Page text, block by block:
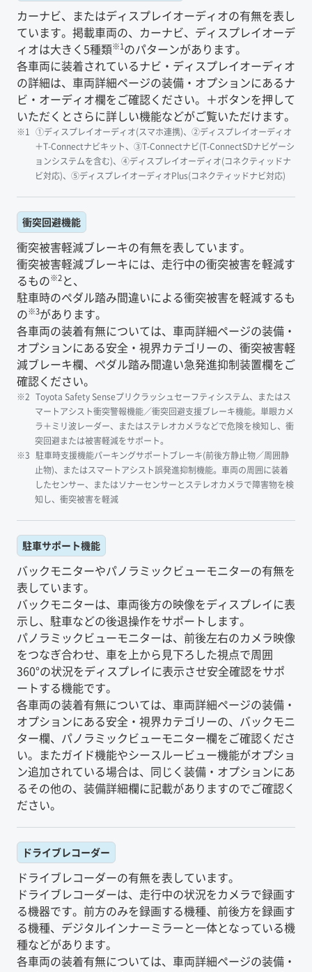
カーナビ、またはディスプレイオーディオの有無を表し
ています。掲載車両の、カーナビ、ディスプレイオーデ
ィオは大きく5種類※1のパターンがあります。
各車両に装着されているナビ・ディスプレイオーディオ
の詳細は、車両詳細ページの装備・オプションにあるナ
ビ・オーディオ欄をご確認ください。＋ボタンを押して
いただくとさらに詳しい機能などがご覧いただけます。
①ディスプレイオーディオ(スマホ連携)、②ディスプレイオーディオ
＋T-Connectナビキット、③T-Connectナビ(T-ConnectSDナビゲーシ
ョンシステムを含む)、④ディスプレイオーディオ(コネクティッドナ
ビ対応)、⑤ディスプレイオーディオPlus(コネクティッドナビ対応)
衝突回避機能
衝突被害軽減ブレーキの有無を表しています。
衝突被害軽減ブレーキには、走行中の衝突被害を軽減す
るもの※2と、
駐車時のペダル踏み間違いによる衝突被害を軽減するも
の※3があります。
各車両の装着有無については、車両詳細ページの装備・
オプションにある安全・視界カテゴリーの、衝突被害軽
減ブレーキ欄、ペダル踏み間違い急発進抑制装置欄をご
確認ください。
Toyota Safety Senseプリクラッシュセーフティシステム、またはス
マートアシスト衝突警報機能／衝突回避支援ブレーキ機能。単眼カメ
ラ＋ミリ波レーダー、またはステレオカメラなどで危険を検知し、衝
突回避または被害軽減をサポート。
駐車時支援機能パーキングサポートブレーキ(前後方静止物／周囲静
止物)、またはスマートアシスト誤発進抑制機能。車両の周囲に装着
したセンサー、またはソナーセンサーとステレオカメラで障害物を検
知し、衝突被害を軽減
駐車サポート機能
バックモニターやパノラミックビューモニターの有無を
表しています。
バックモニターは、車両後方の映像をディスプレイに表
示し、駐車などの後退操作をサポートします。
パノラミックビューモニターは、前後左右のカメラ映像
をつなぎ合わせ、車を上から見下ろした視点で周囲
360°の状況をディスプレイに表示させ安全確認をサポ
ートする機能です。
各車両の装着有無については、車両詳細ページの装備・
オプションにある安全・視界カテゴリーの、バックモニ
ター欄、パノラミックビューモニター欄をご確認くださ
い。またガイド機能やシースルービュー機能がオプショ
ン追加されている場合は、同じく装備・オプションにあ
るその他の、装備詳細欄に記載がありますのでご確認く
ださい。
ドライブレコーダー
ドライブレコーダーの有無を表しています。
ドライブレコーダーは、走行中の状況をカメラで録画す
る機器です。前方のみを録画する機種、前後方を録画す
る機種、デジタルインナーミラーと一体となっている機
種などがあります。
各車両の装着有無については、車両詳細ページの装備・